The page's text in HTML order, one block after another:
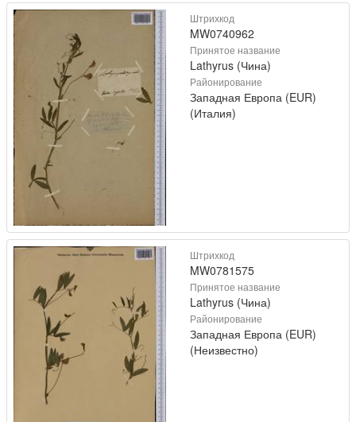
Штрихкод
MW0740962
Принятое название
Lathyrus (Чина)
Районирование
Западная Европа (EUR)
(Италия)
Штрихкод
MW0781575
Принятое название
Lathyrus (Чина)
Районирование
Западная Европа (EUR)
(Неизвестно)